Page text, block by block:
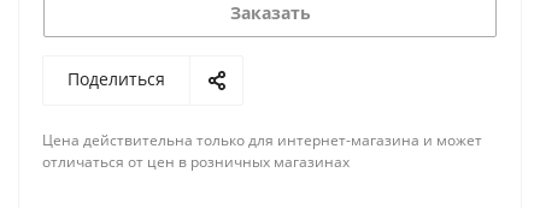
Заказать
Поделиться
Цена действительна только для интернет-магазина и может
отличаться от цен в розничных магазинах